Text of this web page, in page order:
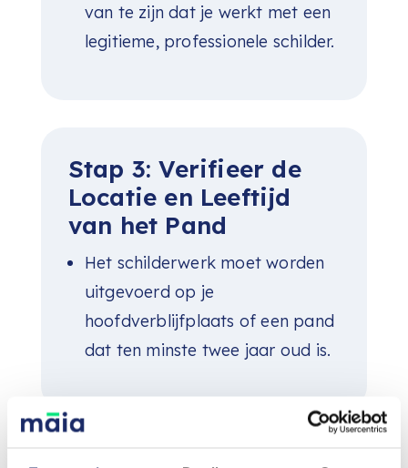
van te zijn dat je werkt met een
legitieme, professionele schilder.
Stap 3: Verifieer de
Locatie en Leeftijd
van het Pand
Het schilderwerk moet worden
uitgevoerd op je
hoofdverblijfplaats of een pand
dat ten minste twee jaar oud is.